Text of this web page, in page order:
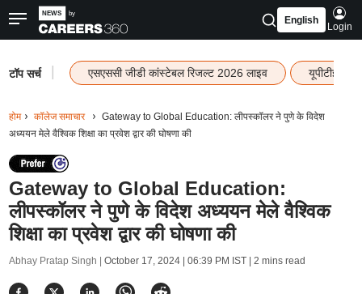
English
Login
टॉप सर्च एसएससी जीडी कांस्टेबल रिजल्ट 2026 लाइव यूपीटीईटी
होम कॉलेज समाचार
Gateway to Global Education: लीपस्कॉलर ने पुणे के विदेश
अध्ययन मेले वैश्विक शिक्षा का प्रवेश द्वार की घोषणा की
Gateway to Global Education:
लीपस्कॉलर ने पुणे के विदेश अध्ययन मेले वैश्विक
शिक्षा का प्रवेश द्वार की घोषणा की
Abhay Pratap Singh | October 17, 2024 | 06:39 PM IST| 2 mins read